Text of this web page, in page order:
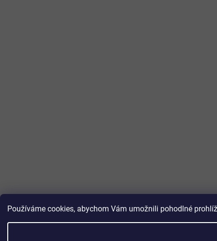
Používáme cookies, abychom Vám umožnili pohodlné